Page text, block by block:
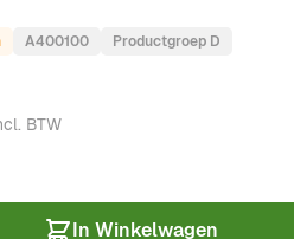
A400100 Productgroep D
BTW
In Winkelwagen